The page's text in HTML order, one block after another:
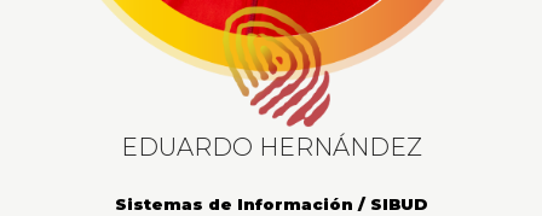
EDUARDO HERNÁNDEZ
Sistemas de Información / SIBUD